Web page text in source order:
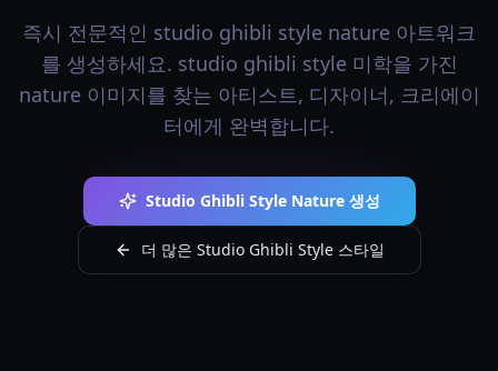
즉시 전문적인 studio ghibli style nature 아트워크
를 생성하세요. studio ghibli style 미학을 가진
nature 이미지를 찾는 아티스트, 디자이너, 크리에이
터에게 완벽합니다.
Studio Ghibli Style Nature 생성
더 많은 Studio Ghibli Style 스타일